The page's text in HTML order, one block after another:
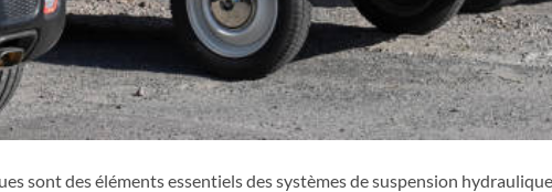
sont des éléments essentiels des systèmes de suspension